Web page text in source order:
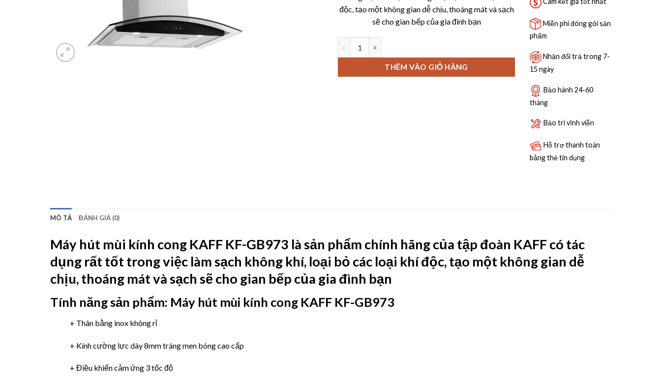
độc, tạo một không gian dễ chịu, thoáng mát và sạch
sẽ cho gian bếp của gia đình bạn
THÊM VÀO GIỎ HÀNG
Miễn phí đóng gói sản
phẩm
Nhận đổi trả trong 7-
15 ngày
Bảo hành 24-60
tháng
Bảo trì vĩnh viễn
Hỗ trợ thanh toán
bằng thẻ tín dụng
MÔ TẢ ĐÁNH GIÁ (0)
Máy hút mùi kính cong KAFF KF-GB973 là sản phẩm chính hãng của tập đoàn KAFF có tác
dụng rất tốt trong việc làm sạch không khí, loại bỏ các loại khí độc, tạo một không gian dễ
chịu, thoáng mát và sạch sẽ cho gian bếp của gia đình bạn
Tính năng sản phẩm: Máy hút mùi kính cong KAFF KF-GB973
+ Thân bằng inox không rỉ
+ Kính cường lực dày 8mm tráng men bóng cao cấp
+ Điều khiển cảm ứng 3 tốc độ